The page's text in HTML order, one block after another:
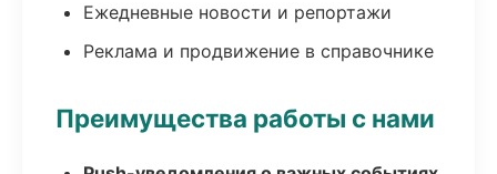
Ежедневные новости и репортажи
Реклама и продвижение в справочнике
Преимущества работы с нами